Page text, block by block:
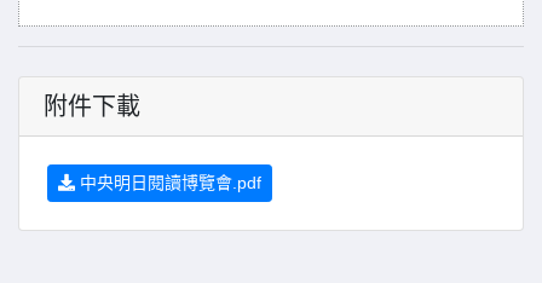
附件下載
中央明日閱讀博覽會.pdf